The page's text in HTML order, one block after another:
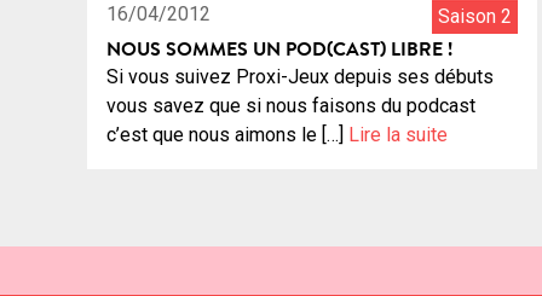
16/04/2012 Saison 2
NOUS SOMMES UN POD(CAST) LIBRE !
Si vous suivez Proxi-Jeux depuis ses débuts
vous savez que si nous faisons du podcast
c’est que nous aimons le […] Lire la suite